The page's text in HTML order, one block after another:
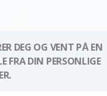
DEG OG VENT PÅ EN
FRA DIN PERSONLIGE